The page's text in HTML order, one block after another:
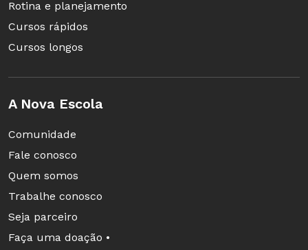
Rotina e planejamento
Cursos rápidos
Cursos longos
A Nova Escola
Comunidade
Fale conosco
Quem somos
Trabalhe conosco
Seja parceiro
Faça uma doação •